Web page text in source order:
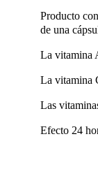
Producto
de una
La vitamina
La vitamina
Las
Efecto 24